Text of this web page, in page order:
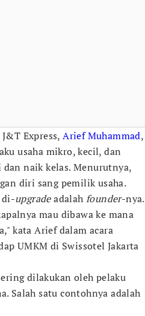
J&T Express,Arief Muhammad,
usaha mikro, kecil, dan
naik kelas. Menurutnya,
diri sang pemilik usaha.
di-upgradeadalahfounder-nya.
mau dibawa ke mana
kata Arief dalam acara
UMKM di Swissotel Jakarta
dilakukan oleh pelaku
Salah satu contohnya adalah